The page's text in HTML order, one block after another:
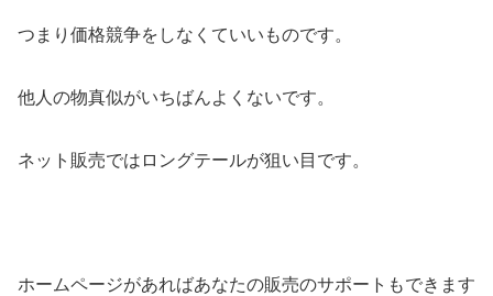
つまり価格競争をしなくていいものです。
他人の物真似がいちばんよくないです。
ネット販売ではロングテールが狙い目です。
ホームページがあればあなたの販売のサポートもできます